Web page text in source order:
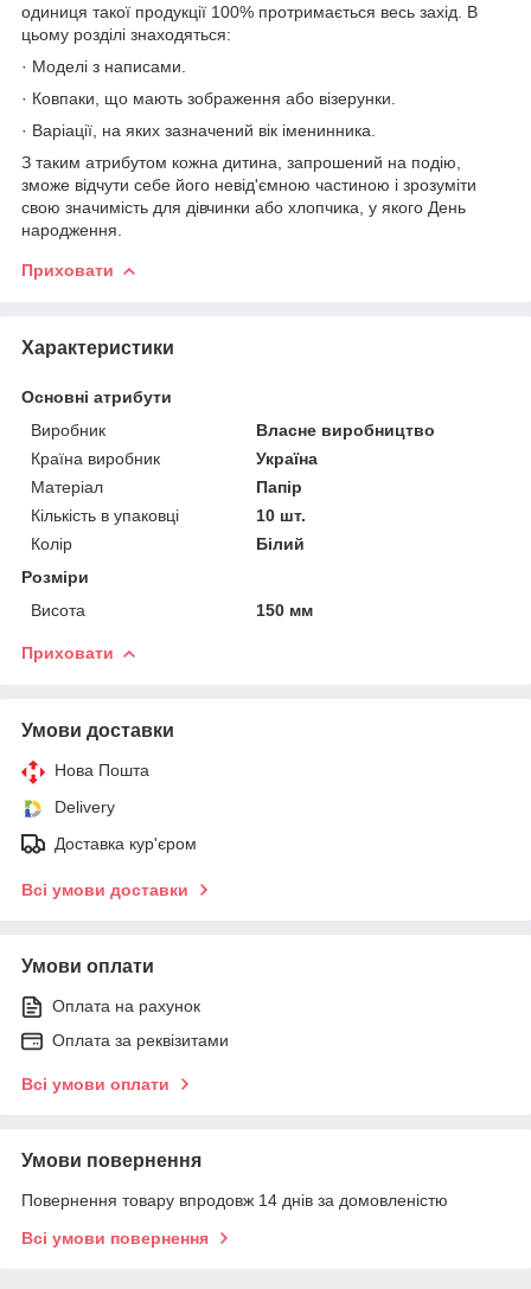
одиниця такої продукції 100% протримається весь захід. В
цьому розділі знаходяться:
· Моделі з написами.
· Ковпаки, що мають зображення або візерунки.
· Варіації, на яких зазначений вік іменинника.
З таким атрибутом кожна дитина, запрошений на подію,
зможе відчути себе його невід'ємною частиною і зрозуміти
свою значимість для дівчинки або хлопчика, у якого День
народження.
Приховати
Характеристики
Основні атрибути
Виробник
Власне виробництво
Країна виробник
Україна
Матеріал
Папір
Кількість в упаковці
10 шт.
Колір
Білий
Розміри
Висота
150 мм
Приховати
Умови доставки
Нова Пошта
Delivery
Доставка кур'єром
Всі умови доставки
Умови оплати
Оплата на рахунок
Оплата за реквізитами
Всі умови оплати
Умови повернення
Повернення товару впродовж 14 днів за домовленістю
Всі умови повернення